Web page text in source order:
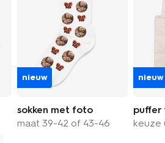
nieuw
sokken met foto
maat 39-42 of 43-46
nieuw
puffer
keuze